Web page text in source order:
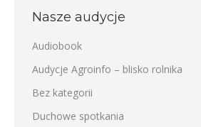
Nasze audycje
Audiobook
Audycje Agroinfo – blisko rolnika
Bez kategorii
Duchowe spotkania